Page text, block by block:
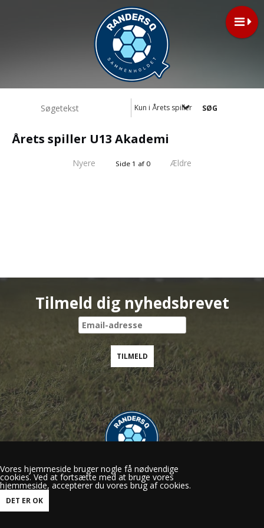
Kun i Årets spiller U13 Akademi
Årets spiller U13 Akademi
Nyere Side 1 af 0 Ældre
Tilmeld dig nyhedsbrevet
Randers Q
Gl.Viborgvej 50, 8920 Randers NV
Vores hjemmeside bruger nogle få nødvendige
cookies. Ved at fortsætte med at bruge vores
hjemmeside, accepterer du vores brug af cookies.